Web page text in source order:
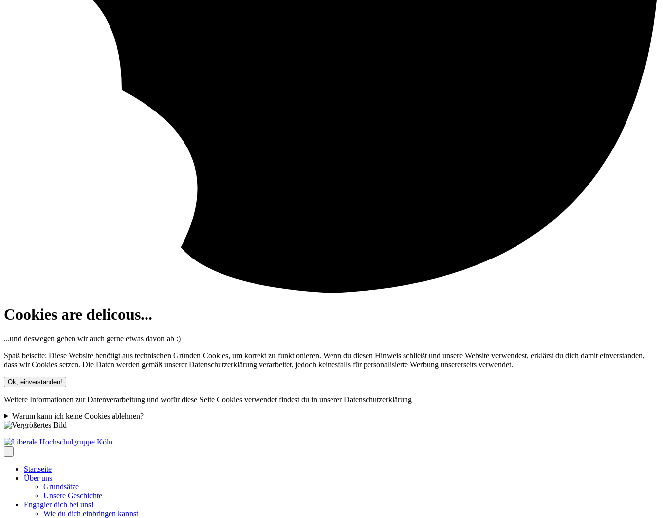
Cookies are delicous...
...und deswegen geben wir auch gerne etwas davon ab :)
Spaß beiseite: Diese Website benötigt aus technischen Gründen Cookies, um korrekt zu funktionieren. Wenn du diesen Hinweis schließt und unsere Website verwendest, erklärst du dich damit einverstanden,
dass wir Cookies setzen. Die Daten werden gemäß unserer Datenschutzerklärung verarbeitet, jedoch keinesfalls für personalisierte Werbung unsererseits verwendet.
Ok, einverstanden!
Weitere Informationen zur Datenverarbeitung und wofür diese Seite Cookies verwendet findest du in unserer Datenschutzerklärung
Warum kann ich keine Cookies ablehnen?
Startseite
Über uns
Grundsätze
Unsere Geschichte
Engagier dich bei uns!
Wie du dich einbringen kannst